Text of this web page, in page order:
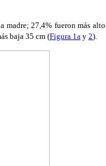
madre; 27,4% fueron más alto
baja 35 cm (Figura 1a y 2).